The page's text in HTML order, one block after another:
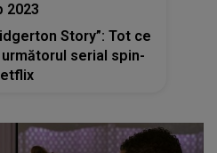
2023
Story”: Tot ce
serial spin-